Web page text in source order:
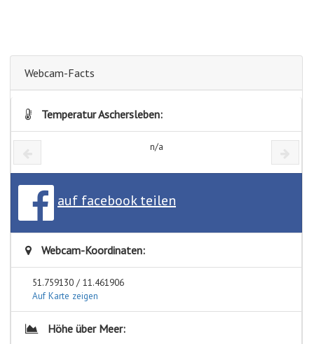
Webcam-Facts
Temperatur Aschersleben:
n/a
auf facebook teilen
Webcam-Koordinaten:
51.759130 / 11.461906
Auf Karte zeigen
Höhe über Meer: